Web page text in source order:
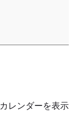
カレンダーを表示